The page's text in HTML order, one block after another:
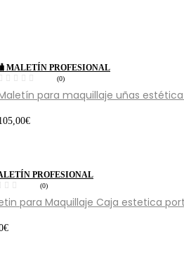
🧳MALETÍN PROFESIONAL
(0)
para maquillaje uñas
€
PROFESIONAL
(0)
para Maquillaje Caja estetica
€